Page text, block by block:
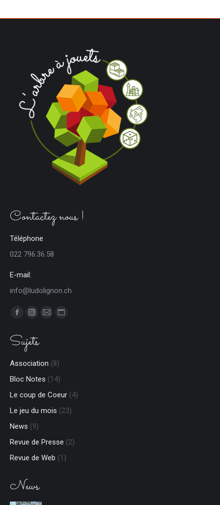
Contactez nous !
Téléphone
022 796.36.58
E-mail:
info@ludolignon.ch
Trouvez nous sur :
Facebook
opens
window
Instagram
opens
window
E-
new
window
Site
window
Sujets
Association (8)
Bloc Notes (14)
Le coup de Coeur (4)
Le jeu du mois (23)
News (9)
Revue de Presse (2)
Revue de Web (1)
News